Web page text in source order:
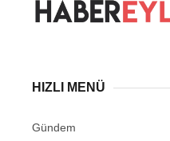
HIZLI MENÜ
Gündem